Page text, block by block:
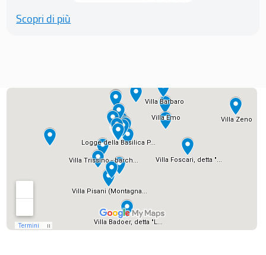
Scopri di più